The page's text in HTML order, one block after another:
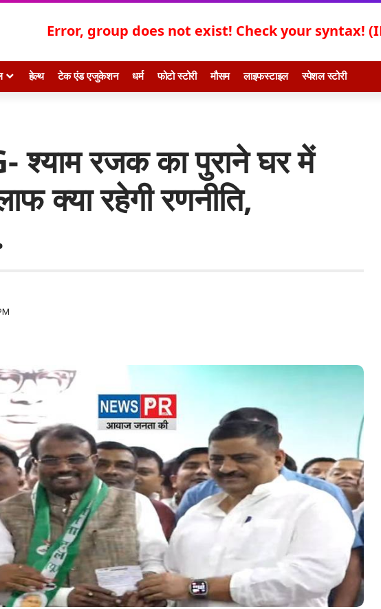
Error, group does not exist! Check your syntax!
हेल्थ टेक एंड एजुकेशन धर्म फोटो स्टोरी मौसम लाइफस्टाइल स्पेशल स्टोरी
रजक का पुराने घर में
क्या रहेगी रणनीति,